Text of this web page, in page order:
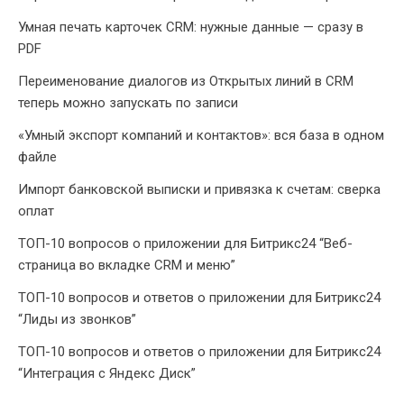
Умная печать карточек CRM: нужные данные — сразу в
PDF
Переименование диалогов из Открытых линий в CRM
теперь можно запускать по записи
«Умный экспорт компаний и контактов»: вся база в одном
файле
Импорт банковской выписки и привязка к счетам: сверка
оплат
ТОП-10 вопросов о приложении для Битрикс24 “Веб-
страница во вкладке CRM и меню”
ТОП-10 вопросов и ответов о приложении для Битрикс24
“Лиды из звонков”
ТОП-10 вопросов и ответов о приложении для Битрикс24
“Интеграция с Яндекс Диск”